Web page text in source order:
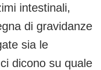
intestinali,
di gravidanze
sia le
dicono su quale